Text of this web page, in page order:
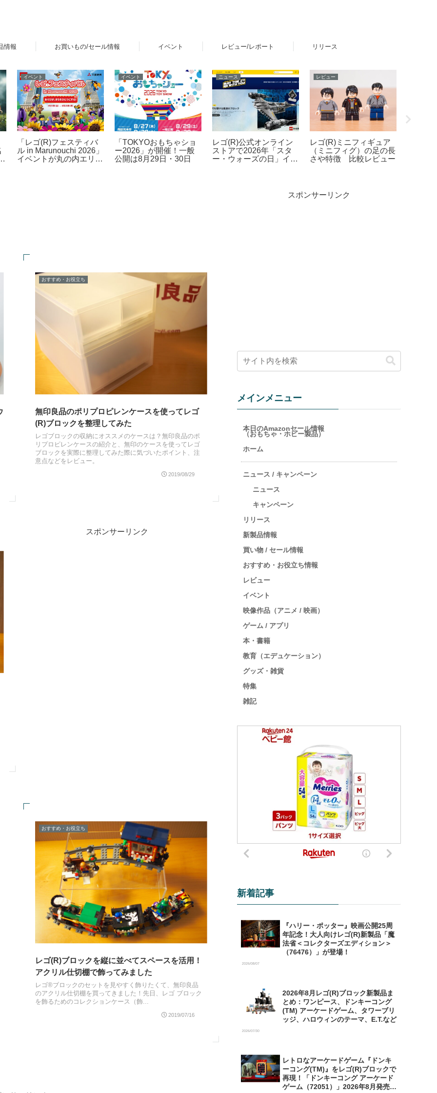
情報 お買いもの/セール情報 イベント レビュー/レポート リリース
イベント
「レゴ(R)フェスティバ
ル in Marunouchi 2026」
イベントが丸の内エリア
イベント
「TOKYOおもちゃショ
ー2026」が開催！一般
公開は8月29日・30日
ニュース
レゴ(R)公式オンライン
ストアで2026年「スタ
ー・ウォーズの日」イベ
レビュー
レゴ(R)ミニフィギュア
（ミニフィグ）の足の長
さや特徴 比較レビュー
おすすめ・お役立ち
無印良品のポリプロピレンケースを使ってレゴ
(R)ブロックを整理してみた
レゴブロックの収納にオススメのケースは？無印良品のポ
リプロピレンケースの紹介と、無印のケースを使ってレゴ
ブロックを実際に整理してみた際に気づいたポイント、注
意点などをレビュー。
2019/08/29
スポンサーリンク
おすすめ・お役立ち
レゴ(R)ブロックを縦に並べてスペースを活用！
アクリル仕切棚で飾ってみました
レゴ®ブロックのセットを見やすく飾りたくて、無印良品
のアクリル仕切棚を買ってきました！先日、レゴ ブロック
を飾るためのコレクションケース（飾...
2019/07/16
スポンサーリンク
メインメニュー
本日のAmazonセール情報
（おもちゃ・ホビー製品）
ホーム
ニュース / キャンペーン
ニュース
キャンペーン
リリース
新製品情報
買い物 / セール情報
おすすめ・お役立ち情報
レビュー
イベント
映像作品（アニメ / 映画）
ゲーム / アプリ
本・書籍
教育（エデュケーション）
グッズ・雑貨
特集
雑記
新着記事
『ハリー・ポッター』映画公開25周
年記念！大人向けレゴ(R)新製品「魔
法省＜コレクターズエディション＞
（76476）」が登場！
2026/08/07
2026年8月レゴ(R)ブロック新製品ま
とめ：ワンピース、ドンキーコング
(TM) アーケードゲーム、タワーブリ
ッジ、ハロウィンのテーマ、E.T.など
2026/07/30
レトロなアーケードゲーム『ドンキ
ーコング(TM)』をレゴ(R)ブロックで
再現！「ドンキーコング アーケード
ゲーム（72051）」2026年8月発売